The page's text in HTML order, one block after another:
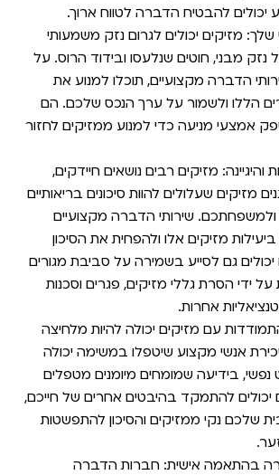
יכולים להבטיח הדברה לטווח ארוך.
שלך: מזיקים יכולים לגרום נזק משמעותי
נזק מבני, חוטים שנלעסו ובידוד הרוס. על
הדברה מקצועיים, תוכלו למנוע את
הללו ולשמור על ערך הנכס שלכם. הם
אמצעי מניעה כדי למנוע ממזיקים לחזור
מזיקים רבים נושאים חיידקים,
מזיקים שעלולים להוות סיכונים בריאותיים
שירותי הדברה מקצועיים
מזיקים אלו ולהפחית את הסיכון
גם לסייע בשמירה על סביבת מגורים
על ידי הסרת גללי מזיקים, פגרים וסכנות
אחרות.
עם מזיקים יכולה להיות מלחיצה
אנשי מקצוע שיטפלו במשימה יכולה
בידיעה שמומחים מיומנים מטפלים
להתמקד בהיבטים אחרים של חייכם,
שלכם נקי ממזיקים והסיכון להתפשטות
בהתאמה אישית: חברות הדברה